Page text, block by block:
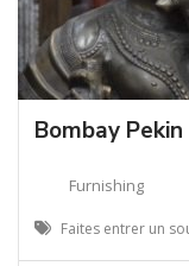
Bombay Pekin
Furnishing
Faites entrer un